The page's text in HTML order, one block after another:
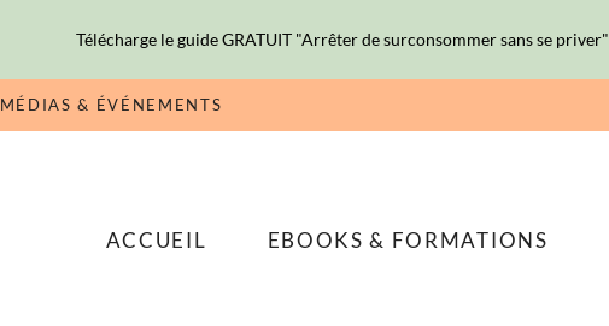
MÉDIAS & ÉVÉNEMENTS
ACCUEIL EBOOKS & FORMATIONS
Télécharge le guide GRATUIT "Arrêter de surconsommer sans se priver"